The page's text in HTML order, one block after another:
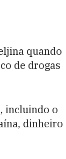
quando
de drogas
, incluindo o
dinheiro